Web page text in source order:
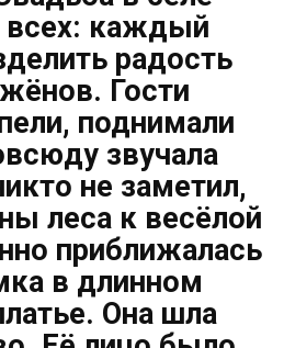
всех: каждый
радость
Гости
поднимали
звучала
не заметил,
леса к весёлой
приближалась
в длинном
Она шла